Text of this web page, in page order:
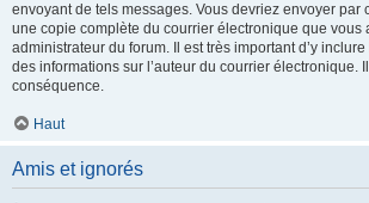
envoyant de tels messages. Vous devriez envoyer par
une copie complète du courrier électronique que vous
administrateur du forum. Il est très important d’y
des informations sur l’auteur du courrier électronique.
conséquence.
Haut
Amis et ignorés